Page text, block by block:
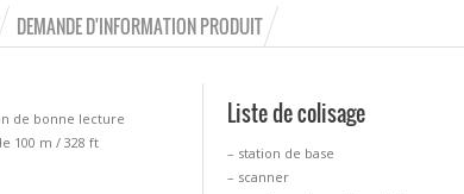
DEMANDE D'INFORMATION PRODUIT
de bonne lecture
100 m / 328 ft
Liste de colisage
– station de base
– scanner